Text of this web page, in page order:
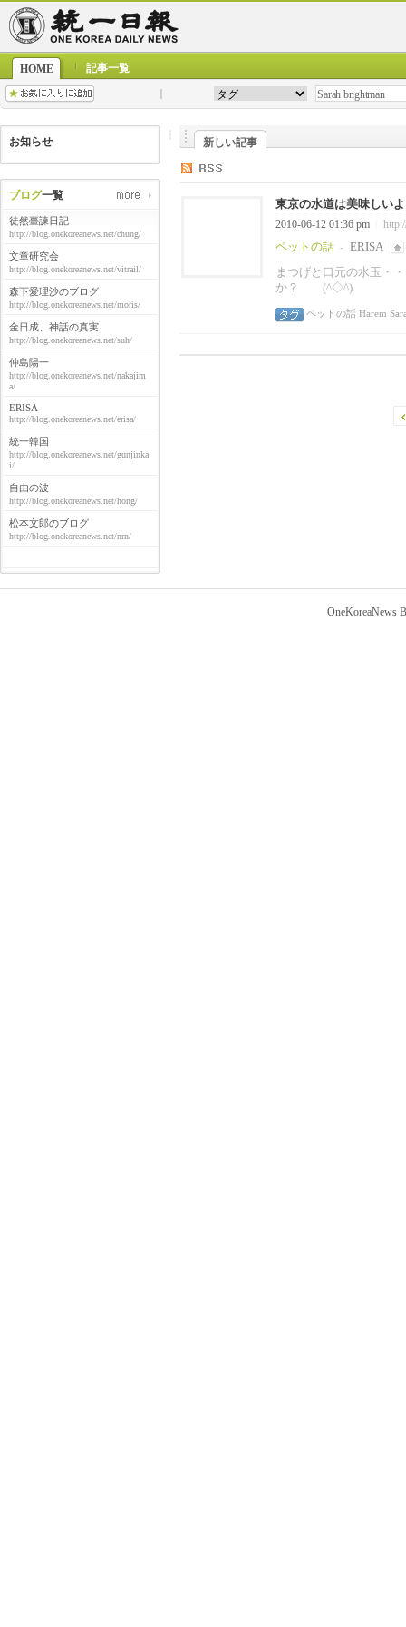
HOME 記事一覧
お知らせ
ブログ一覧
徒然臺諫日記
http://blog.onekoreanews.net/chung/
文章研究会
http://blog.onekoreanews.net/vitrail/
森下愛理沙のブログ
http://blog.onekoreanews.net/moris/
金日成、神話の真実
http://blog.onekoreanews.net/suh/
仲島陽一
http://blog.onekoreanews.net/nakajim
a/
ERISA
http://blog.onekoreanews.net/erisa/
統一韓国
http://blog.onekoreanews.net/gunjinka
i/
自由の波
http://blog.onekoreanews.net/hong/
松本文郎のブログ
http://blog.onekoreanews.net/nrn/
新しい記事
東京の水道は美味しい
2010-06-12 01:36 pm
ペットの話 -
ERISA
まつげと口元の水玉・
か？ (^◇^) ↓↓↓
ペットの話 Harem
OneKoreaNews